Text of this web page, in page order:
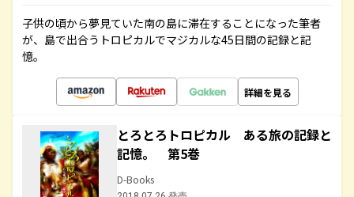
子供の頃から夢見ていた南の島に滞在することになった筆者
が、島で出合うトロピカルでマジカルな45日間の記録と記
憶。
詳細を見る
とろとろトロピカル ある旅の記録と
記憶。 第5巻
D-Books